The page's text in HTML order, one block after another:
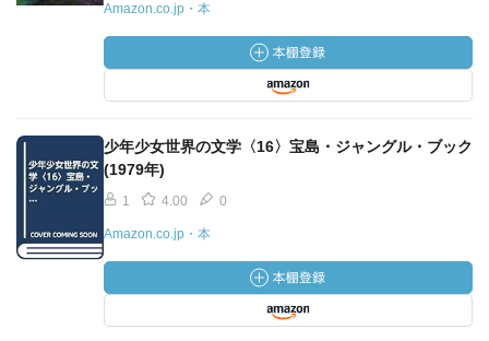
Amazon.co.jp・本
少年少女世界の文学〈16〉宝島・ジャングル・ブック
(1979年)
1 4.00 0
Amazon.co.jp・本